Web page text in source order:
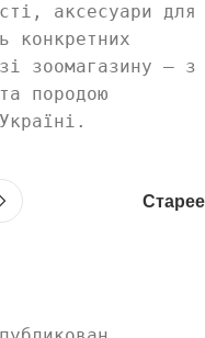
аксесуари для
конкретних
зоомагазину — з
породою
Старее